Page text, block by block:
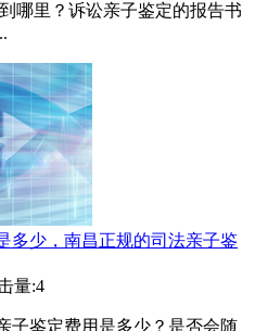
哪里？诉讼亲子鉴定的报告书
多少，南昌正规的司法亲子鉴
量:4
子鉴定费用是多少？是否会随